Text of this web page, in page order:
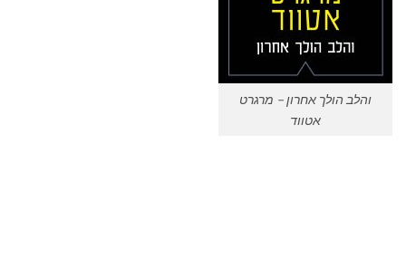
והלב הולך אחרון – מרגרט
אטווד